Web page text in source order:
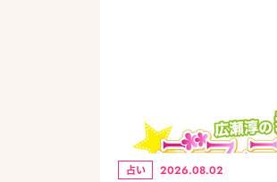
占い 2026.08.02